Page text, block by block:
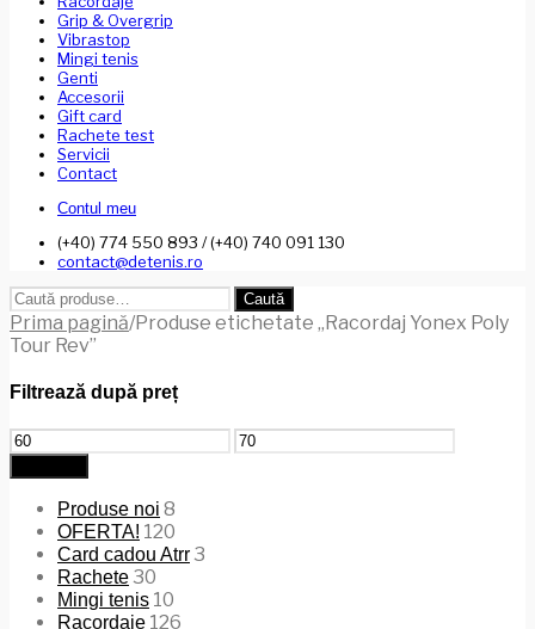
Grip & Overgrip
Vibrastop
Mingi tenis
Genti
Accesorii
Gift card
Rachete test
Servicii
Contact
Contul meu
(+40) 774 550 893 / (+40) 740 091 130
contact@detenis.ro
Caută
după:
Caută
Prima pagină/Produse etichetate „Racordaj Yonex Poly
Tour Rev”
Filtrează după preț
Preț
minim
Preț
maxim
Produse noi 8
OFERTA! 120
Card cadou Atrr3
Rachete30
Mingi tenis 10
Racordaje 126